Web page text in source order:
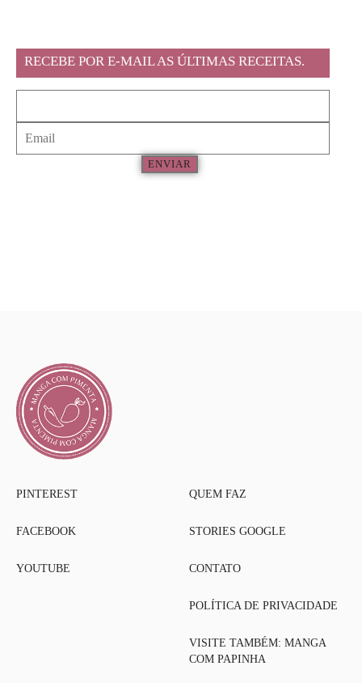
RECEBE POR E-MAIL AS ÚLTIMAS RECEITAS.
ENVIAR
PINTEREST
FACEBOOK
YOUTUBE
QUEM FAZ
STORIES GOOGLE
CONTATO
POLÍTICA DE PRIVACIDADE
VISITE TAMBÉM: MANGA
COM PAPINHA